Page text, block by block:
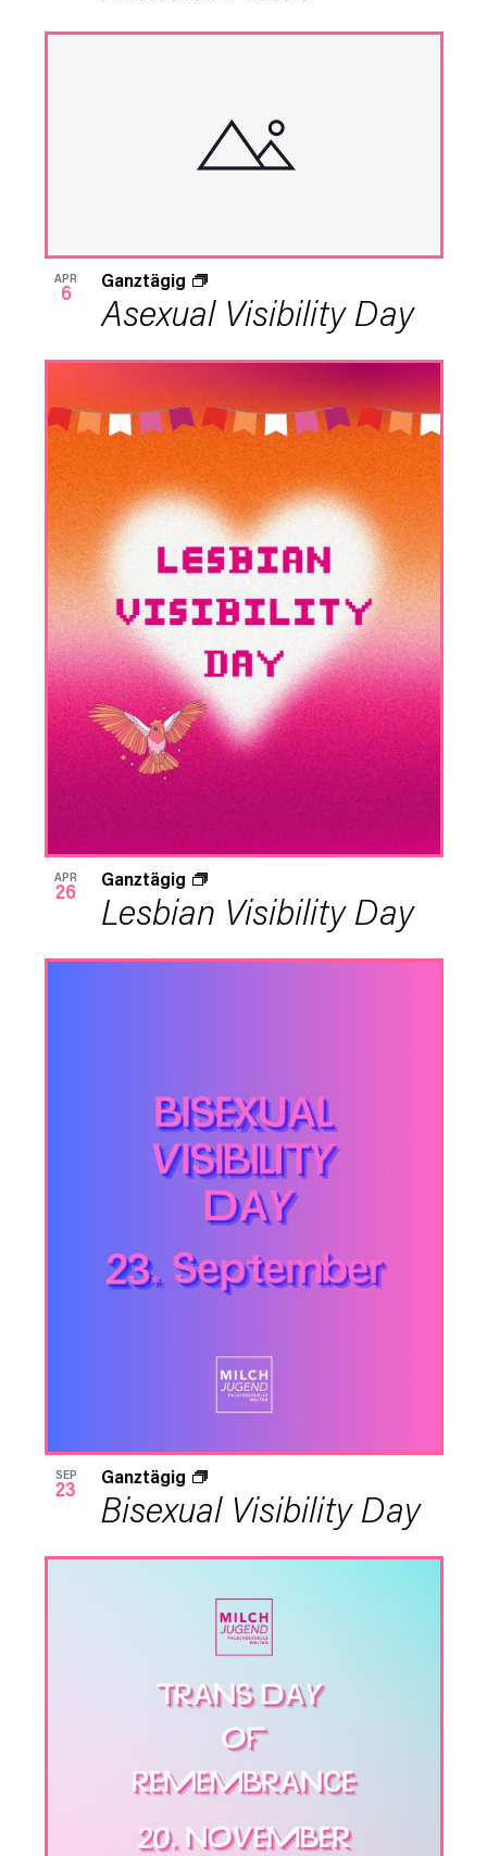
APR
6 Asexual Visibility Day
Ganztägig
APR
26 Lesbian Visibility Day
Ganztägig
SEP
23 Bisexual Visibility Day
Ganztägig